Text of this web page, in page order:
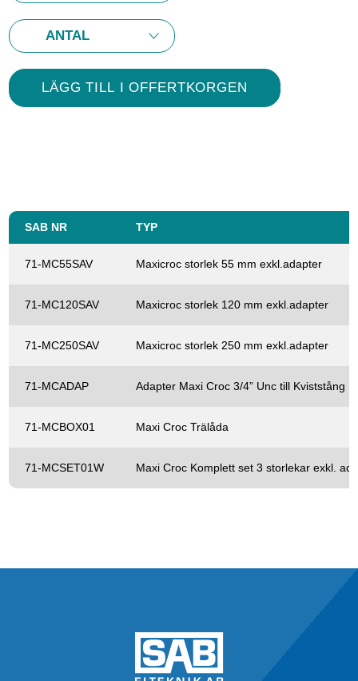
SAB NR TYP
71-MC55SAV Maxicroc storlek 55 mm exkl.adapter
71-MC120SAV Maxicroc storlek 120 mm exkl.adapter
71-MC250SAV Maxicroc storlek 250 mm exkl.adapter
71-MCADAP Adapter Maxi Croc 3/4” Unc till Kviststång
71-MCBOX01 Maxi Croc Trälåda
71-MCSET01W Maxi Croc Komplett set 3 storlekar exkl.